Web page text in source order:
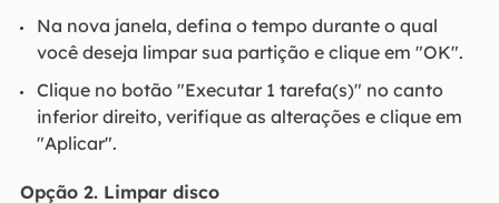
Na nova janela, defina o tempo durante o qual
você deseja limpar sua partição e clique em "OK".
Clique no botão "Executar 1 tarefa(s)" no canto
inferior direito, verifique as alterações e clique em
"Aplicar".
Opção 2. Limpar disco